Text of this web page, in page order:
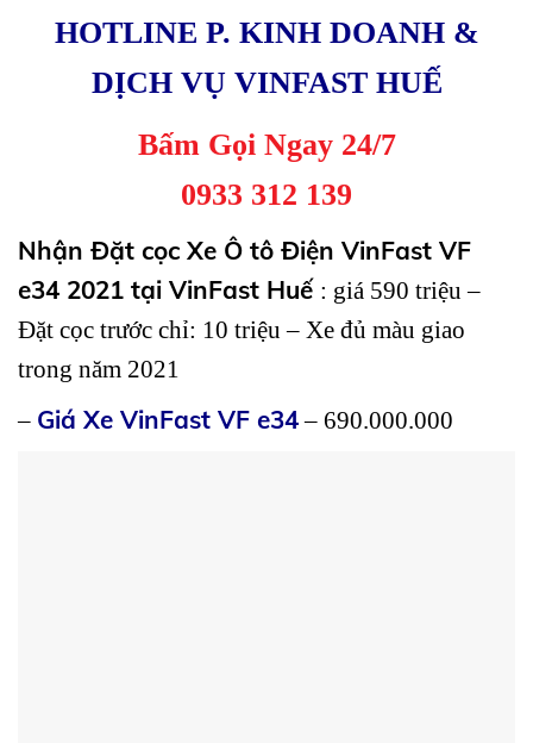
HOTLINE P. KINH DOANH &
DỊCH VỤ VINFAST HUẾ
Bấm Gọi Ngay 24/7
0933 312 139
Nhận Đặt cọc Xe Ô tô Điện VinFast VF
e34 2021 tại VinFast Huế : giá 590 triệu –
Đặt cọc trước chỉ: 10 triệu – Xe đủ màu giao
trong năm 2021
– Giá Xe VinFast VF e34– 690.000.000